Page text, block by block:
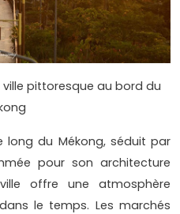
ville pittoresque au bord du
long du Mékong, séduit par
pour son architecture
offre une atmosphère
le temps. Les marchés